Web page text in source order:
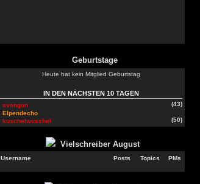
Geburtstage
Heute hat kein Mitglied Geburtstag
IN DEN NÄCHSTEN 10 TAGEN
svengun
(43)
Elpendecho
kuschelwuschel
(50)
Vielschreiber August
Username Posts Topics PMs